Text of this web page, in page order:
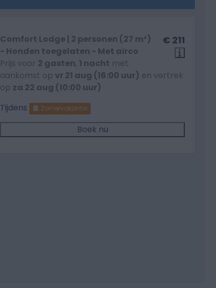
€ 211
Comfort Lodge | 2 personen (27 m²)
- Honden toegelaten - Met airco
Prijs voor 2 gasten, 1 nacht met
aankomst op vr 21 aug (16:00 uur) en vertrek
op za 22 aug (10:00 uur)
Tijdens
Zomervakantie
Boek nu